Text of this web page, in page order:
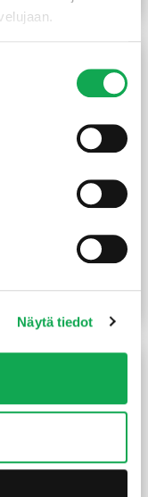
Näytä tiedot
12X70X2200